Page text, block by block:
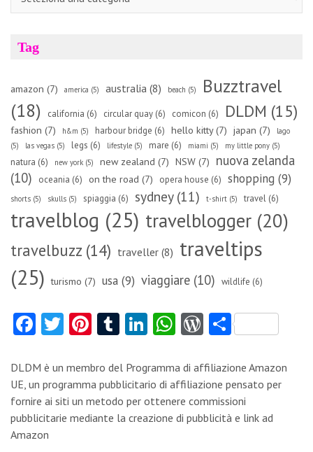
Tag
amazon (7) america (5) australia (8) beach (5)
Buzztravel
(18)
california (6) circular quay (6) comicon (6) DLDM (15)
fashion (7) h&m (5) harbour bridge (6) hello kitty(7) japan (7)
lago
(5)
las vegas (5) legs (6) lifestyle (5) mare (6) miami (5) my little pony (5)
natura (6) new york (5) new zealand (7) NSW (7)
nuova zelanda
(10)
oceania (6) on the road (7) opera house (6) shopping (9)
shorts (5) skulls (5) spiaggia (6) sydney(11) t-shirt (5) travel (6)
travelblog (25) travelblogger (20)
travelbuzz (14) traveller (8) traveltips
(25) turismo (7) usa (9) viaggiare (10) wildlife (6)
Fa
b
o
o
k
T
itt
er
Pi
er
es
t
T
m
bl
r
Li
e
dI
n
W
ts
A
p
W
d
Pr
es
C
n
di
vi
DLDM è un membro del Programma di affiliazione Amazon
UE, un programma pubblicitario di affiliazione pensato per
fornire ai siti un metodo per ottenere commissioni
pubblicitarie mediante la creazione di pubblicità e link ad
Amazon